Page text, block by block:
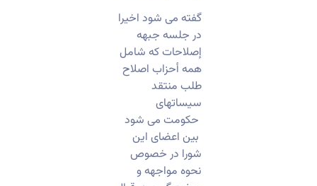
گفته می شود اخیرا
در جلسه جبهه
إصلاحات که شامل
همه أحزاب اصلاح
طلب منتقد
سیساتهای
حکومت می شود
بین اعضای این
شورا در خصوص
نحوه مواجهه و